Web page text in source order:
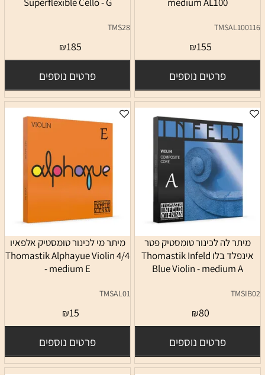
TMSAL100116
₪155
פרטים נוספים
TMS28
₪185
פרטים נוספים
מיתר לה לכינור טומסטיק פטר
אינפלד בלו Thomastik Infeld
Blue Violin - medium A
TMSIB02
₪80
פרטים נוספים
מיתר מי לכינור טומסטיק אלפאיו
4/4 Thomastik Alphayue Violin
- medium E
TMSAL01
₪15
פרטים נוספים